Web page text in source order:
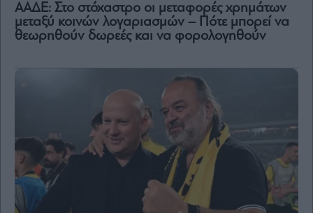
ΑΑΔΕ: Στο στόχαστρο οι μεταφορές χρημάτων
μεταξύ κοινών λογαριασμών – Πότε μπορεί να
θεωρηθούν δωρεές και να φορολογηθούν